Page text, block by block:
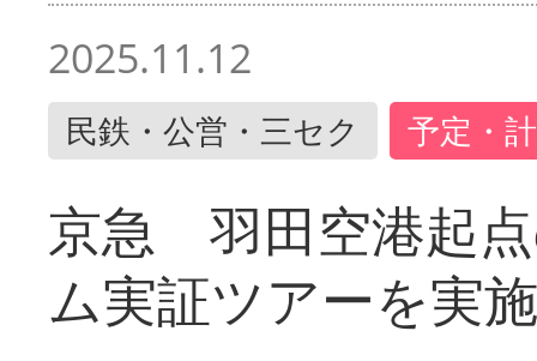
2025.11.12
民鉄・公営・三セク 予定・
京急 羽田空港起
ム実証ツアーを実施